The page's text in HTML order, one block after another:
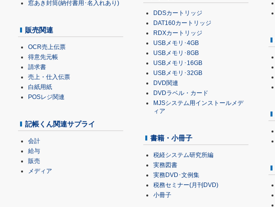
窓あき封筒(納付書用･名入れあり)
販売関連
OCR売上伝票
得意先元帳
請求書
売上・仕入伝票
白紙用紙
POSレジ関連
記帳くん関連サプライ
会計
給与
販売
メディア
DDSカートリッジ
DAT160カートリッジ
RDXカートリッジ
USBメモリ･4GB
USBメモリ･8GB
USBメモリ･16GB
USBメモリ･32GB
DVD関連
DVDラベル・カード
MJSシステム用インストールメデ
ィア
書籍・小冊子
税経システム研究所編
実務図書
実務DVD･文例集
税務セミナー(月刊DVD)
小冊子